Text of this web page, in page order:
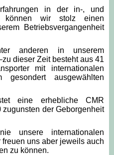
in der in-, und
können wir stolz einen
Betriebsvergangenheit
anderen in unserem
dieser Zeit besteht aus 41
mit internationalen
ausgewählten
eine erhebliche CMR
der Geborgenheit
unsere internationalen
uns aber jeweils auch
zu können.